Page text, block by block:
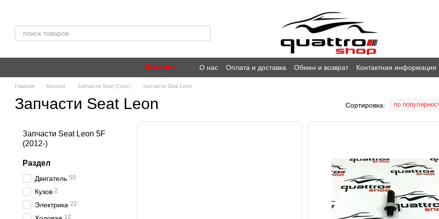
Каталог О нас Оплата и доставка Обмен и возврат Контактная информация
Главная Каталог Запчасти Seat (Сеат) Запчасти Seat Leon
Запчасти Seat Leon Сортировка: по
Запчасти Seat Leon 5F
(2012-)
Раздел
Двигатель 50
Кузов 2
Электрика 22
12